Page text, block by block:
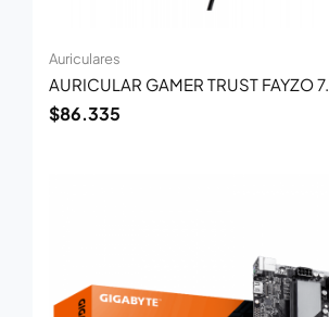
Auriculares
AURICULAR GAMER TRUST FAYZO 7.
$86.335